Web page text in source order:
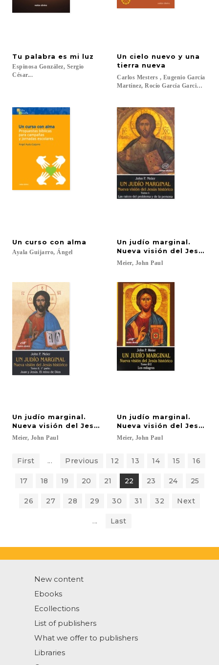
Tu palabra es mi luz
Espinosa González, Sergio
César...
Un cielo nuevo y una
tierra nueva
Carlos Mesters , Eugenio García
Martínez, Rocío García
Un curso con alma
Ayala Guijarro, Ángel
Un judío marginal.
Nueva visión del Jesús
Meier, John Paul
Un judío marginal.
Nueva visión del Jesús histórico II/1ª parte
Meier, John Paul
Un judío marginal.
Nueva visión del Jesús
Meier, John Paul
First ... Previous 12 13 14 15 16
17 18 19 20 21 22 23 24 25
26 27 28 29 30 31 32 Next
... Last
New content
Ebooks
Ecollections
List of publishers
What we offer to publishers
Libraries